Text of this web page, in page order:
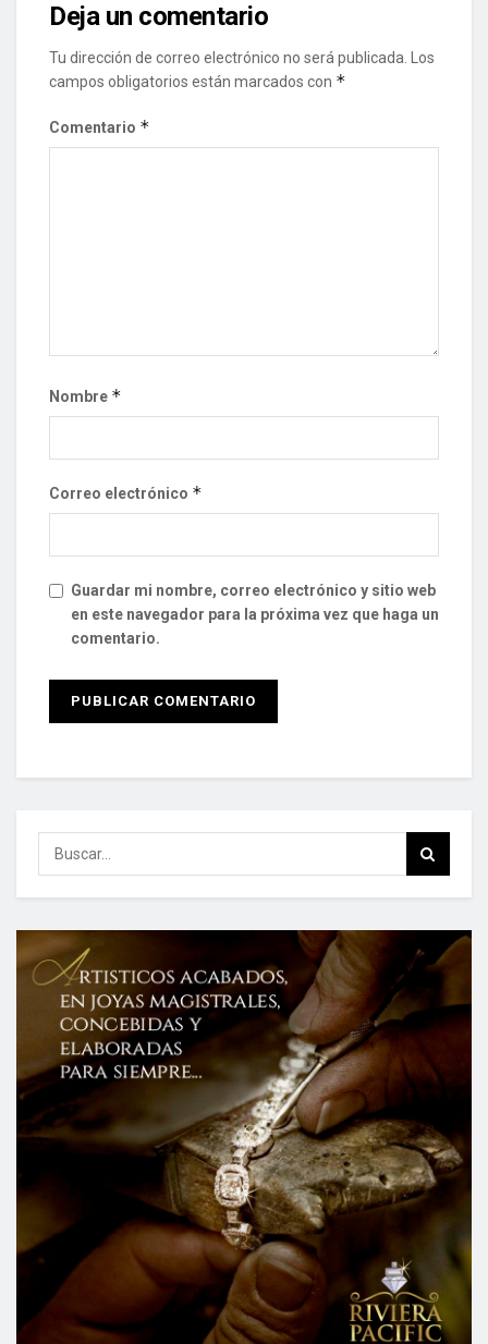
Deja un comentario
Tu dirección de correo electrónico no será publicada. Los
campos obligatorios están marcados con *
Comentario *
Nombre *
Correo electrónico *
Guardar mi nombre, correo electrónico y sitio web
en este navegador para la próxima vez que haga un
comentario.